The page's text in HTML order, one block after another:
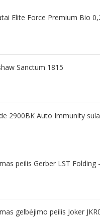
Elite Force Premium Bio
Sanctum 1815
2900BK Auto Immunity
peilis Gerber LST Folding
gelbėjimo peilis Joker